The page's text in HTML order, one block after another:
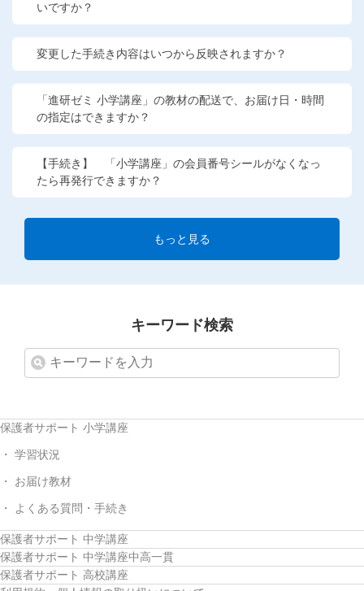
いですか？
変更した手続き内容はいつから反映されますか？
「進研ゼミ 小学講座」の教材の配送で、お届け日・時間
の指定はできますか？
【手続き】 「小学講座」の会員番号シールがなくなっ
たら再発行できますか？
もっと見る
キーワード検索
保護者サポート 小学講座
学習状況
お届け教材
よくある質問・手続き
保護者サポート 中学講座
保護者サポート 中学講座中高一貫
保護者サポート 高校講座